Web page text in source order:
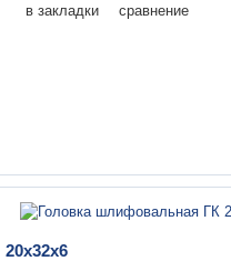
в закладки сравнение
20х32х6